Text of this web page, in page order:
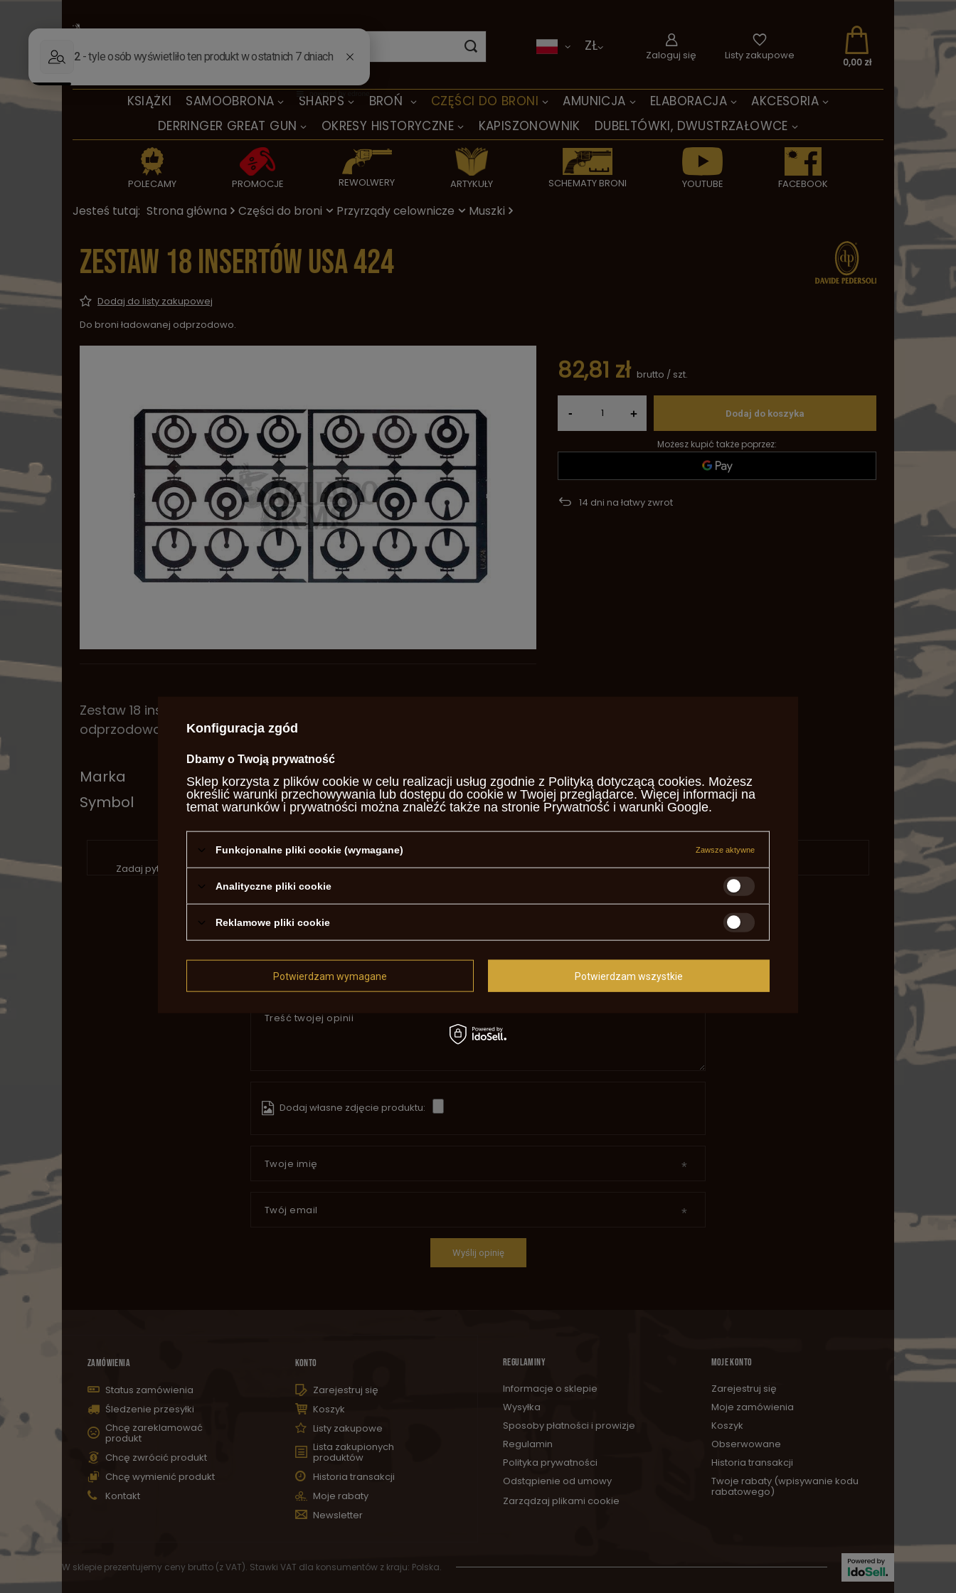
KSIĄŻKI SAMOOBRONA SHARPS BROŃ CZĘŚCI DO BRONI AMUNICJA ELABORACJA
AKCESORIA
DERRINGER GREAT GUN
OKRESY HISTORYCZNE KAPISZONOWNIK DUBELTÓWKI, DWUSTRZAŁOWCE
POLECAMY PROMOCJE REWOLWERY ARTYKUŁY SCHEMATY BRONI YOUTUBE FACEBOOK
ZŁ
Zaloguj się Listy zakupowe
0,00 zł
Jesteś tutaj: Strona główna Części do broni Przyrządy celownicze Muszki
Zestaw 18 insertów USA 424
Dodaj do listy zakupowej
Do broni ładowanej odprzodowo.
82,81 zł brutto / szt.
- + Dodaj do koszyka
Możesz kupić także poprzez:
14 dni na łatwy zwrot
Zestaw 18 insertów do muszki tunelowej, do broni ładowanej
odprzodowo.
Marka
Davide Pedersoli
Symbol
USA424 SA592
Potrzebujesz pomocy? Masz pytania?
Zadaj pytanie a my odpowiemy niezwłocznie, najciekawsze pytania i odpowiedzi publikując dla innych.
Treść twojej opinii
Dodaj własne zdjęcie produktu:
Twoje imię
Twój email
Wyślij opinię
ZAMÓWIENIA
Status zamówienia
Śledzenie przesyłki
Chcę zareklamować
produkt
Chcę zwrócić produkt
Chcę wymienić produkt
Kontakt
KONTO
Zarejestruj się
Koszyk
Listy zakupowe
Lista zakupionych
produktów
Historia transakcji
Moje rabaty
Newsletter
REGULAMINY
Informacje o sklepie
Wysyłka
Sposoby płatności i prowizje
Regulamin
Polityka prywatności
Odstąpienie od umowy
Zarządzaj plikami cookie
MOJE KONTO
Zarejestruj się
Moje zamówienia
Koszyk
Obserwowane
Historia transakcji
Twoje rabaty (wpisywanie kodu
rabatowego)
W sklepie prezentujemy ceny brutto (z VAT). Stawki VAT dla konsumentów z kraju: Polska.
Konfiguracja zgód
Dbamy o Twoją prywatność
Sklep korzysta z plików cookie w celu realizacji usług zgodnie z Polityką dotyczącą cookies. Możesz
określić warunki przechowywania lub dostępu do cookie w Twojej przeglądarce. Więcej informacji na
temat warunków i prywatności można znaleźć także na stronie Prywatność i warunki Google.
Funkcjonalne pliki cookie (wymagane) Zawsze aktywne
Analityczne pliki cookie
Reklamowe pliki cookie
Potwierdzam wymagane Potwierdzam wszystkie